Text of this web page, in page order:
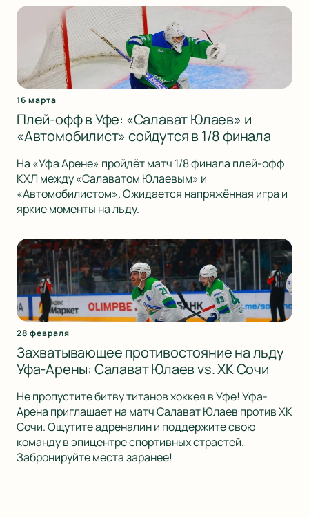
16 марта
Плей-офф в Уфе: «Салават Юлаев» и
«Автомобилист» сойдутся в 1/8 финала
На «Уфа Арене» пройдёт матч 1/8 финала плей-офф
КХЛ между «Салаватом Юлаевым» и
«Автомобилистом». Ожидается напряжённая игра и
яркие моменты на льду.
28 февраля
Захватывающее противостояние на льду
Уфа-Арены: Салават Юлаев vs. ХК Сочи
Не пропустите битву титанов хоккея в Уфе! Уфа-
Арена приглашает на матч Салават Юлаев против ХК
Сочи. Ощутите адреналин и поддержите свою
команду в эпицентре спортивных страстей.
Забронируйте места заранее!